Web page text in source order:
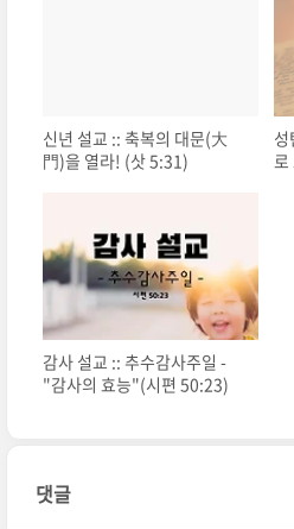
신년 설교 :: 축복의 대문(大
門)을 열라! (삿 5:31)
로
감사 설교 :: 추수감사주일 -
"감사의 효능"(시편 50:23)
댓글